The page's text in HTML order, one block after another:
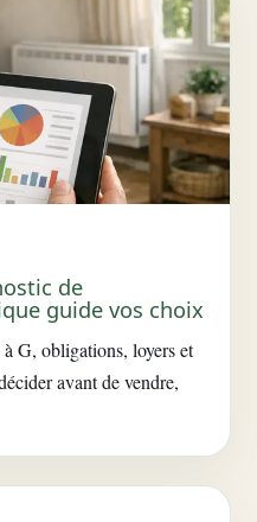
de
guide vos choix
G, obligations, loyers et
avant de vendre,